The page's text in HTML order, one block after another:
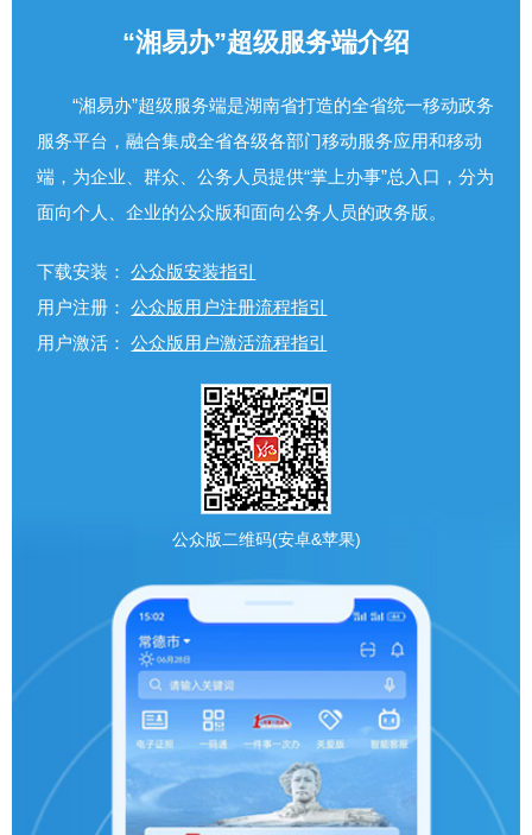
“湘易办”超级服务端介绍
“湘易办”超级服务端是湖南省打造的全省统一移动政务
服务平台，融合集成全省各级各部门移动服务应用和移动
端，为企业、群众、公务人员提供“掌上办事”总入口，分为
面向个人、企业的公众版和面向公务人员的政务版。
下载安装：公众版安装指引
用户注册：公众版用户注册流程指引
用户激活：公众版用户激活流程指引
公众版二维码(安卓&苹果)